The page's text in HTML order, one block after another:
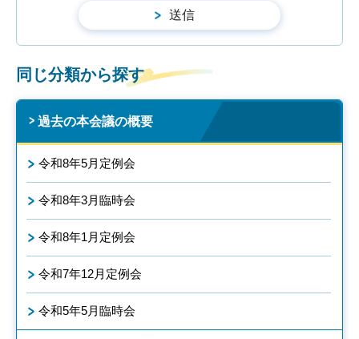
同じ分類から探す
過去の本会議の概要
令和8年5月定例会
令和8年3月臨時会
令和8年1月定例会
令和7年12月定例会
令和5年5月臨時会